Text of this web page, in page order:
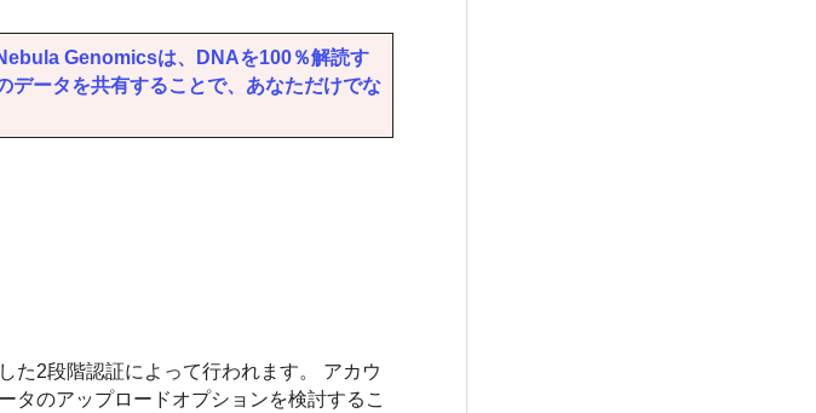
Genomicsは、DNAを100％解読す
ータを共有することで、あなただけでな
た2段階認証によって行われます。 アカウ
タのアップロードオプションを検討するこ